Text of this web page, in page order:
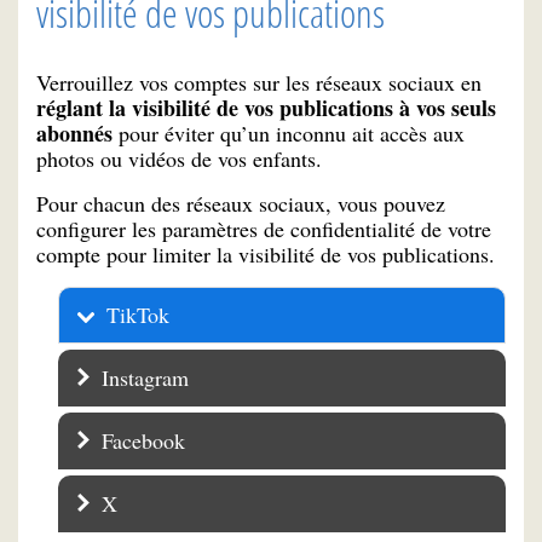
visibilité de vos publications
Verrouillez vos comptes sur les réseaux sociaux en
réglant la visibilité de vos publications à vos seuls
abonnés pour éviter qu’un inconnu ait accès aux
photos ou vidéos de vos enfants.
Pour chacun des réseaux sociaux, vous pouvez
configurer les paramètres de confidentialité de votre
compte pour limiter la visibilité de vos publications.
TikTok
Instagram
Facebook
X